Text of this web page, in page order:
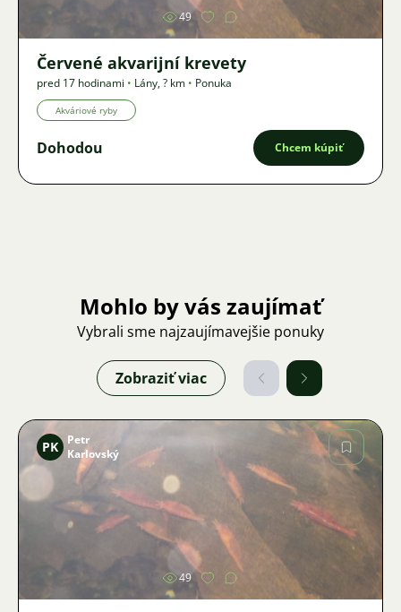
49
Červené akvarijní krevety
pred 17 hodinami • Lány,? km • Ponuka
Akváriové ryby
Dohodou Chcem kúpiť
Mohlo by vás zaujímať
Vybrali sme najzaujímavejšie ponuky
Zobraziť viac
Obrázok
PK
Petr
Karlovský
49